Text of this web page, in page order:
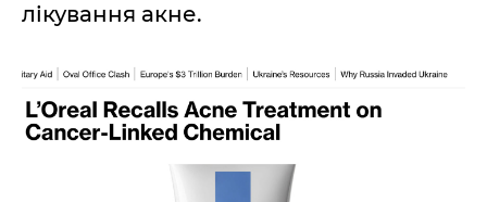
лікування акне.